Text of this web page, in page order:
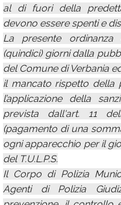
al di fuori della
devono essere spenti e
La presente
(quindici) giorni dalla
del Comune di Verbania
il mancato rispetto della
l’applicazione della
prevista dall'art. 11
(pagamento di una
ogni apparecchio per il
del T.U.L.P.S.
Il Corpo di Polizia
Agenti di Polizia